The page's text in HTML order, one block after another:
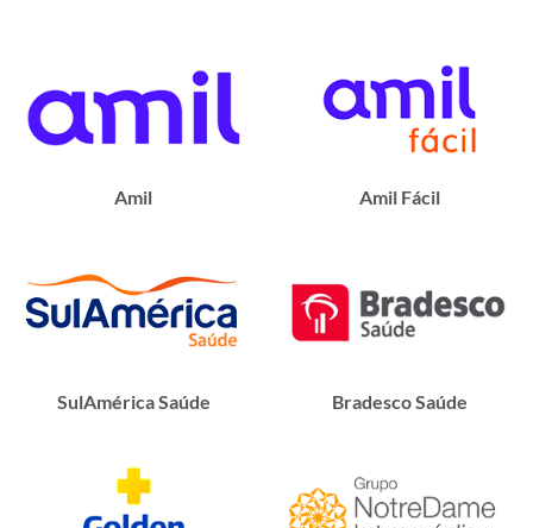
Amil Amil Fácil
SulAmérica Saúde Bradesco Saúde